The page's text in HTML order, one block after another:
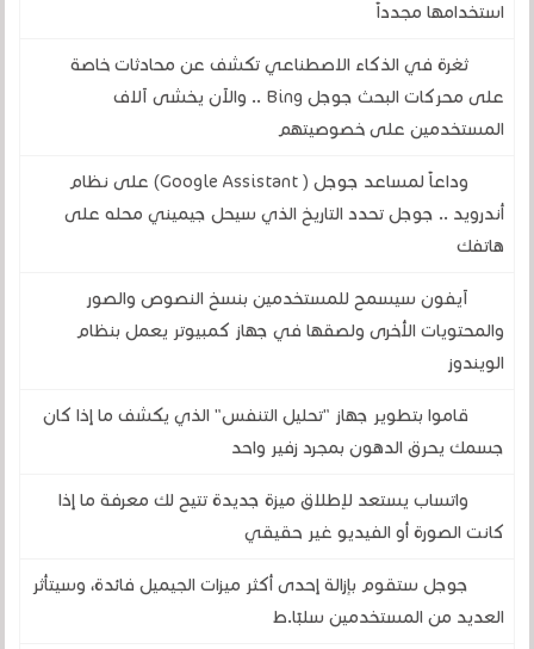
استخدامها مجدداً
ثغرة في الذكاء الاصطناعي تكشف عن محادثات خاصة
على محركات البحث جوجل Bing .. والآن يخشى آلاف
المستخدمين على خصوصيتهم
وداعاً لمساعد جوجل ( Google Assistant) على نظام
أندرويد .. جوجل تحدد التاريخ الذي سيحل جيميني محله على
هاتفك
آيفون سيسمح للمستخدمين بنسخ النصوص والصور
والمحتويات الأخرى ولصقها في جهاز كمبيوتر يعمل بنظام
الويندوز
قاموا بتطوير جهاز "تحليل التنفس" الذي يكشف ما إذا كان
جسمك يحرق الدهون بمجرد زفير واحد
واتساب يستعد لإطلاق ميزة جديدة تتيح لك معرفة ما إذا
كانت الصورة أو الفيديو غير حقيقي
جوجل ستقوم بإزالة إحدى أكثر ميزات الجيميل فائدة، وسيتأثر
العديد من المستخدمين سلبًا.ط